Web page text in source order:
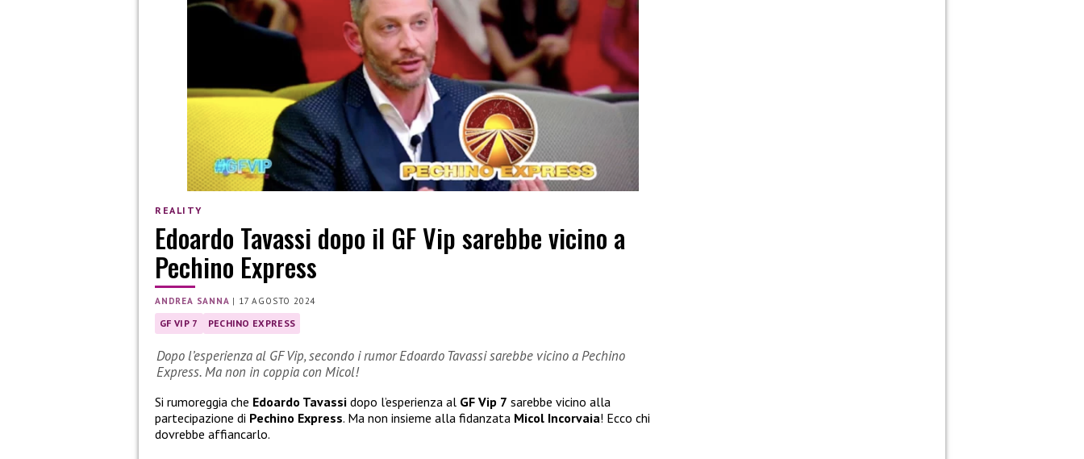
REALITY
Edoardo Tavassi dopo il GF Vip sarebbe vicino a
Pechino Express
ANDREA SANNA | 17 AGOSTO 2024
GF VIP 7 PECHINO EXPRESS
Dopo l’esperienza al GF Vip, secondo i rumor Edoardo Tavassi sarebbe vicino a Pechino
Express. Ma non in coppia con Micol!
Si rumoreggia che Edoardo Tavassi dopo l’esperienza al GF Vip 7 sarebbe vicino alla
partecipazione di Pechino Express. Ma non insieme alla fidanzata Micol Incorvaia! Ecco chi
dovrebbe affiancarlo.